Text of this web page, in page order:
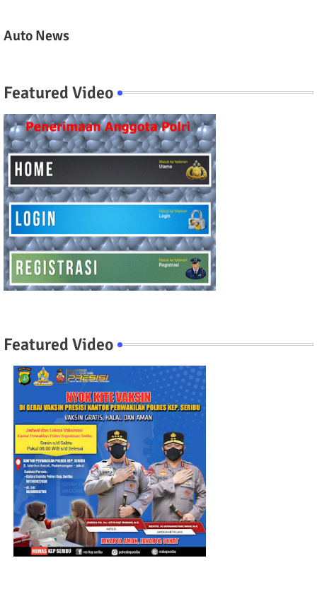
Auto News
Featured Video
Featured Video